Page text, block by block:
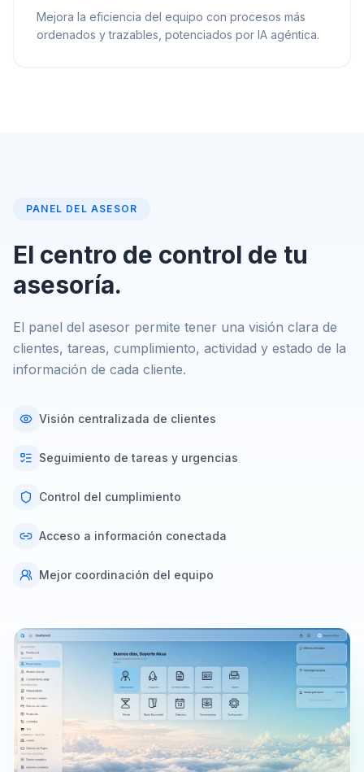
Mejora la eficiencia del equipo con procesos más
ordenados y trazables, potenciados por IA agéntica.
PANEL DEL ASESOR
El centro de control de tu
asesoría.
El panel del asesor permite tener una visión clara de
clientes, tareas, cumplimiento, actividad y estado de la
información de cada cliente.
Visión centralizada de clientes
Seguimiento de tareas y urgencias
Control del cumplimiento
Acceso a información conectada
Mejor coordinación del equipo